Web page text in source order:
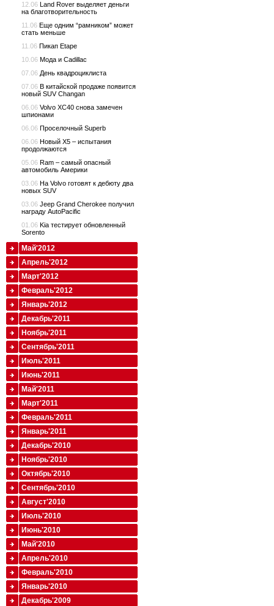
12.06 Land Rover выделяет деньги
на благотворительность
11.06 Еще одним “рамником” может
стать меньше
11.06 Пикап Etape
10.06 Мода и Cadillac
07.06 День квадроциклиста
07.06 В китайской продаже появится
новый SUV Changan
06.06 Volvo XC40 снова замечен
шпионами
06.06 Проселочный Superb
06.06 Новый X5 – испытания
продолжаются
05.06 Ram – самый опасный
автомобиль Америки
03.06 На Volvo готовят к дебюту два
новых SUV
03.06 Jeep Grand Cherokee получил
награду AutoPacific
01.06 Kia тестирует обновленный
Sorento
Май'2012
Апрель'2012
Март'2012
Февраль'2012
Январь'2012
Декабрь'2011
Ноябрь'2011
Сентябрь'2011
Июль'2011
Июнь'2011
Май'2011
Март'2011
Февраль'2011
Январь'2011
Декабрь'2010
Ноябрь'2010
Октябрь'2010
Сентябрь'2010
Август'2010
Июль'2010
Июнь'2010
Май'2010
Апрель'2010
Февраль'2010
Январь'2010
Декабрь'2009